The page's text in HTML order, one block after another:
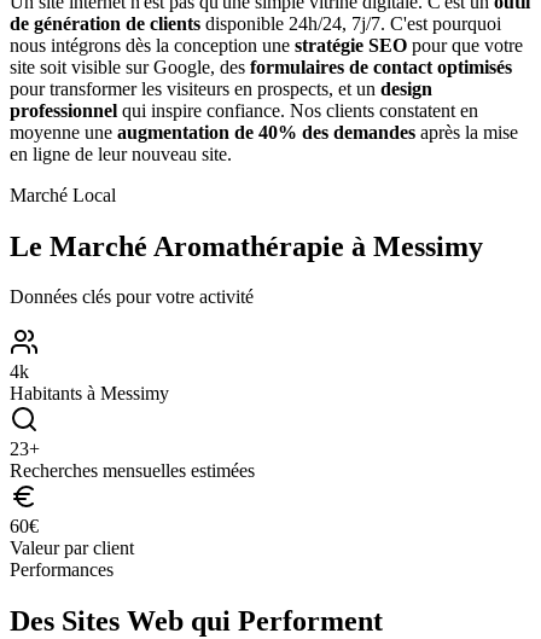
de génération de clients disponible 24h/24, 7j/7. C'est pourquoi
nous intégrons dès la conception une stratégie SEO pour que votre
site soit visible sur Google, des formulaires de contact optimisés
pour transformer les visiteurs en prospects, et un design
professionnel qui inspire confiance. Nos clients constatent en
moyenne une augmentation de 40% des demandes après la mise
en ligne de leur nouveau site.
Marché Local
Le Marché Aromathérapie à Messimy
Données clés pour votre activité
4k
Habitants à Messimy
23+
Recherches mensuelles estimées
60€
Valeur par client
Performances
Des Sites Web qui Performent